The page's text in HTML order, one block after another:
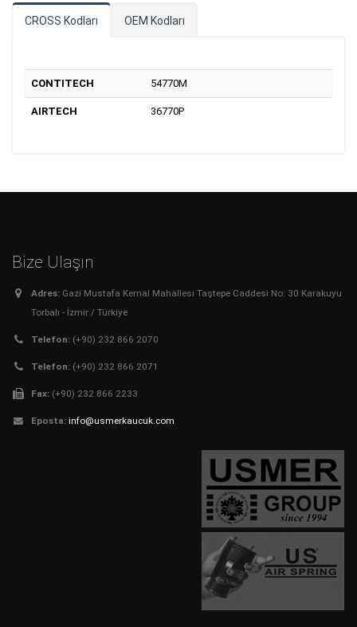
CROSS Kodları OEM Kodları
CONTITECH 54770M
AIRTECH 36770P
Bize Ulaşın
Adres: Gazi Mustafa Kemal Mahallesi Taştepe Caddesi No: 30 Karakuyu
Torbalı - İzmir / Türkiye
Telefon: (+90) 232 866 2070
Telefon: (+90) 232 866 2071
Fax: (+90) 232 866 2233
Eposta: info@usmerkaucuk.com